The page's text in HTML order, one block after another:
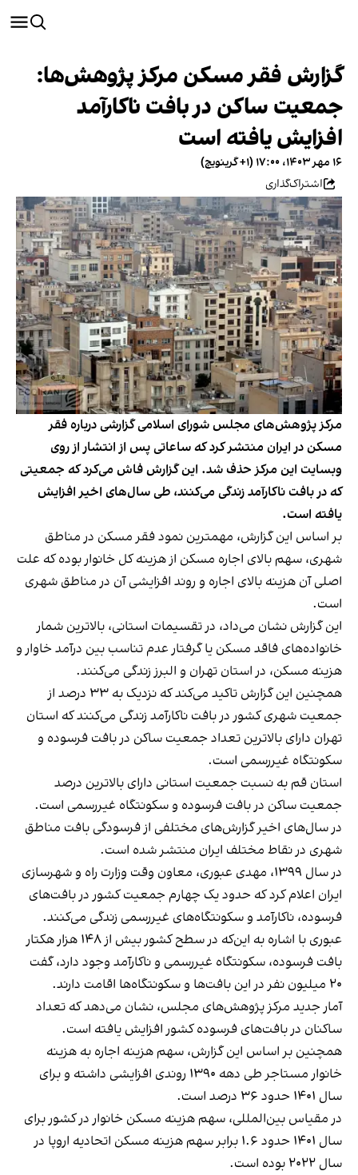
گزارش فقر مسکن مرکز پژوهش‌ها:
جمعیت ساکن در بافت ناکارآمد
افزایش یافته است
۱۶ مهر ۱۴۰۳، ۱۷:۰۰ (‎+۱ گرینویچ)
اشتراک‌گذاری
مرکز پژوهش‌های مجلس شورای اسلامی گزارشی درباره فقر
مسکن در ایران منتشر کرد که ساعاتی پس از انتشار از روی
وبسایت این مرکز حذف شد. این گزارش فاش می‌کرد که جمعیتی
که در بافت ناکارآمد زندگی می‌کنند، طی سال‌های اخیر افزایش
یافته‌ است.
بر اساس این گزارش، مهمترین نمود فقر مسکن در مناطق
شهری، سهم بالای اجاره مسکن از هزینه کل خانوار بوده که علت
اصلی آن هزینه بالای اجاره و روند افزایشی آن در مناطق شهری
است.
این گزارش نشان می‌داد، در تقسیمات استانی، بالاترین شمار
خانواده‌های فاقد مسکن یا گرفتار عدم تناسب بین درآمد خاوار و
هزینه مسکن، در استان تهران و البرز زندگی می‌کنند.
همچنین این گزارش تاکید می‌کند که نزدیک به ۳۳ درصد از
جمعیت شهری کشور در بافت ناکارآمد زندگی می‌کنند که استان
تهران دارای بالاترین تعداد جمعیت ساکن در بافت فرسوده و
سکونتگاه غیررسمی است.
استان قم به نسبت جمعیت استانی دارای بالاترین درصد
جمعیت ساکن در بافت فرسوده و سکونتگاه غیررسمی است.
در سال‌های اخیر گزارش‌های مختلفی از فرسودگی بافت مناطق
شهری در نقاط مختلف ایران منتشر شده است.
در سال ۱۳۹۹، مهدی عبوری،‌
معاون وقت وزارت راه و شهرسازی
ایران اعلام کرد که حدود یک چهارم جمعیت کشور در بافت‌های
فرسوده،‌ ناکارآمد و سکونتگاه‌های غیررسمی زندگی می‌کنند.
عبوری با اشاره به این‌که در سطح کشور بیش از ۱۴۸ هزار هکتار
بافت فرسوده،‌ سکونتگاه غیررسمی و ناکارآمد وجود دارد، گفت
۲۰ میلیون نفر در این بافت‌ها و سکونتگاه‌ها اقامت دارند.
آمار جدید مرکز پژوهش‌های مجلس، نشان می‌دهد که تعداد
ساکنان در بافت‌های فرسوده کشور افزایش یافته است.
همچنین بر اساس این گزارش، سهم هزینه اجاره به هزینه
خانوار مستاجر طی دهه ۱۳۹۰ روندی افزایشی داشته و برای
سال ۱۴۰۱ حدود ۳۶ درصد است.
در مقیاس بین‌المللی، سهم هزینه مسکن خانوار در کشور برای
سال ۱۴۰۱ حدود ۱.۶ برابر سهم هزینه مسکن اتحادیه اروپا در
سال ۲۰۲۲ بوده است.